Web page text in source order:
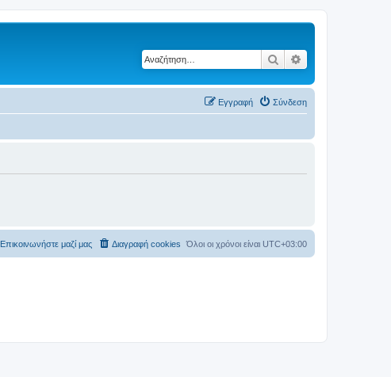
Αναζήτηση
Σύνδεση
Εγγραφή
Όλοι οι χρόνοι είναι UTC+03:00
Διαγραφή cookies
Επικοινωνήστε μαζί μας